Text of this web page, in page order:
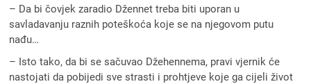
– Da bi čovjek zaradio Džennet treba biti uporan u
savladavanju raznih poteškoća koje se na njegovom putu
nađu…
– Isto tako, da bi se sačuvao Džehennema, pravi vjernik će
nastojati da pobijedi sve strasti i prohtjeve koje ga cijeli život